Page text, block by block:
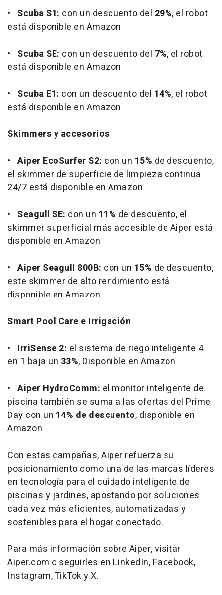
• Scuba S1: con un descuento del 29%, el robot
está disponible en Amazon
• Scuba SE: con un descuento del 7%, el robot
está disponible en Amazon
• Scuba E1: con un descuento del 14%, el robot
está disponible en Amazon
Skimmers y accesorios
• Aiper EcoSurfer S2: con un 15% de descuento,
el skimmer de superficie de limpieza continua
24/7 está disponible en Amazon
• Seagull SE: con un 11% de descuento, el
skimmer superficial más accesible de Aiper está
disponible en Amazon
• Aiper Seagull 800B: con un 15% de descuento,
este skimmer de alto rendimiento está
disponible en Amazon
Smart Pool Care e Irrigación
• IrriSense 2: el sistema de riego inteligente 4
en 1 baja un 33%, Disponible en Amazon
• Aiper HydroComm: el monitor inteligente de
piscina también se suma a las ofertas del Prime
Day con un 14% de descuento, disponible en
Amazon
Con estas campañas, Aiper refuerza su
posicionamiento como una de las marcas líderes
en tecnología para el cuidado inteligente de
piscinas y jardines, apostando por soluciones
cada vez más eficientes, automatizadas y
sostenibles para el hogar conectado.
Para más información sobre Aiper, visitar
Aiper.com o seguirles en LinkedIn, Facebook,
Instagram, TikTok y X.